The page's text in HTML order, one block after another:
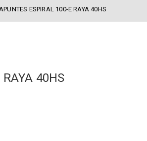
ESPIRAL 100-E RAYA 40HS
40HS